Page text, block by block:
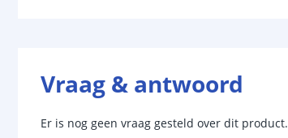
Vraag & antwoord
Er is nog geen vraag gesteld over dit product.